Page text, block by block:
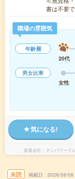
書は不要
職場の雰囲気
年齢層
20代
男女比率
女性
気になる!
派遣会社 マンパワーグ
未読 掲載日 2026/08/08